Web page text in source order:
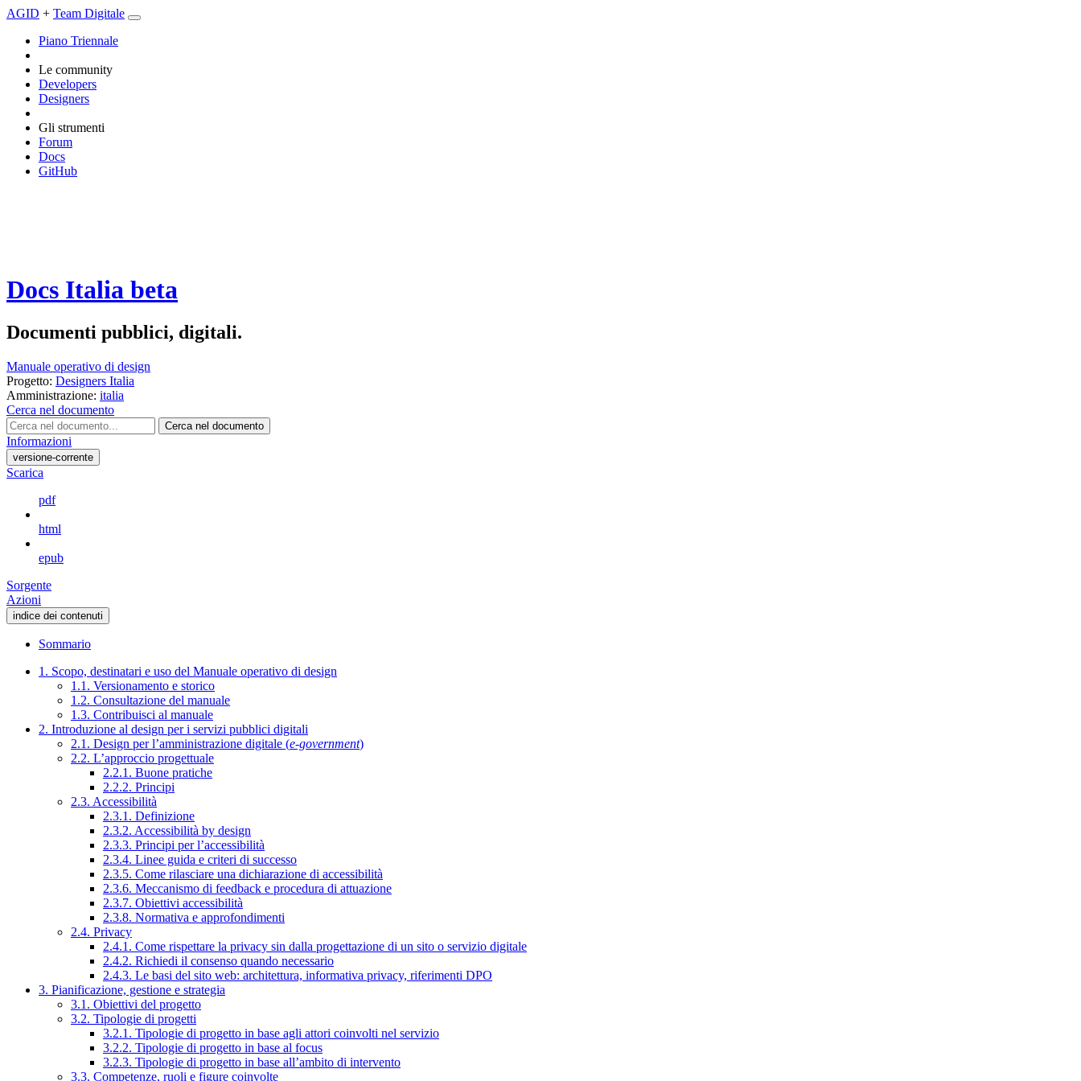
AGID + Team Digitale
Piano Triennale
Le community
Developers
Designers
Gli strumenti
Forum
Docs
GitHub
Docs Italia beta
Documenti pubblici, digitali.
Manuale operativo di design
Progetto: Designers Italia
Amministrazione: italia
Cerca nel documento
Cerca nel documento
Informazioni
versione-corrente
Scarica
pdf
html
epub
Sorgente
Azioni
indice dei contenuti
Sommario
1. Scopo, destinatari e uso del Manuale operativo di design
1.1. Versionamento e storico
1.2. Consultazione del manuale
1.3. Contribuisci al manuale
2. Introduzione al design per i servizi pubblici digitali
2.1. Design per l’amministrazione digitale (e-government)
2.2. L’approccio progettuale
2.2.1. Buone pratiche
2.2.2. Principi
2.3. Accessibilità
2.3.1. Definizione
2.3.2. Accessibilità by design
2.3.3. Principi per l’accessibilità
2.3.4. Linee guida e criteri di successo
2.3.5. Come rilasciare una dichiarazione di accessibilità
2.3.6. Meccanismo di feedback e procedura di attuazione
2.3.7. Obiettivi accessibilità
2.3.8. Normativa e approfondimenti
2.4. Privacy
2.4.1. Come rispettare la privacy sin dalla progettazione di un sito o servizio digitale
2.4.2. Richiedi il consenso quando necessario
2.4.3. Le basi del sito web: architettura, informativa privacy, riferimenti DPO
3. Pianificazione, gestione e strategia
3.1. Obiettivi del progetto
3.2. Tipologie di progetti
3.2.1. Tipologie di progetto in base agli attori coinvolti nel servizio
3.2.2. Tipologie di progetto in base al focus
3.2.3. Tipologie di progetto in base all’ambito di intervento
3.3. Competenze, ruoli e figure coinvolte